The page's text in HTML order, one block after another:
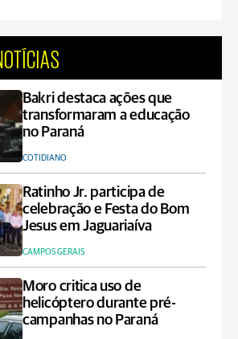
Bakri destaca ações que
transformaram a educação
no Paraná
COTIDIANO
Ratinho Jr. participa de
celebração e Festa do Bom
Jesus em Jaguariaíva
CAMPOS GERAIS
Moro critica uso de
helicóptero durante pré-
campanhas no Paraná